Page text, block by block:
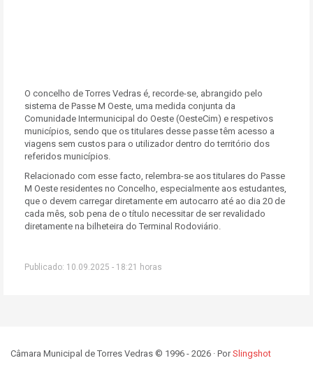
O concelho de Torres Vedras é, recorde-se, abrangido pelo
sistema de Passe M Oeste, uma medida conjunta da
Comunidade Intermunicipal do Oeste (OesteCim) e respetivos
municípios, sendo que os titulares desse passe têm acesso a
viagens sem custos para o utilizador dentro do território dos
referidos municípios.
Relacionado com esse facto, relembra-se aos titulares do Passe
M Oeste residentes no Concelho, especialmente aos estudantes,
que o devem carregar diretamente em autocarro até ao dia 20 de
cada mês, sob pena de o título necessitar de ser revalidado
diretamente na bilheteira do Terminal Rodoviário.
Publicado: 10.09.2025 - 18:21 horas
Câmara Municipal de Torres Vedras © 1996 - 2026 · PorSlingshot